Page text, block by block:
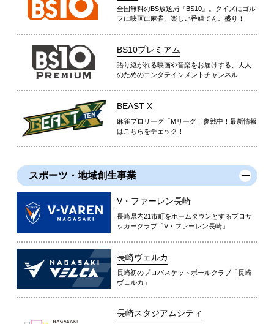
全国無料のBS放送局『BS10』。クイズにゴル
フに映画に麻雀、楽しい番組てんこ盛り！
BS10プレミアム
語り継がれる映画や音楽をお届けする、大人
のためのエンタテインメントチャンネル
BEAST X
麻雀プロリーグ「Mリーグ」参戦中！最新情報
はこちらをチェック！
スポーツ・地域創生事業
V・ファーレン長崎
長崎県内21市町をホームタウンとするプロサ
ッカークラブ「V・ファーレン長崎」
長崎ヴェルカ
長崎初のプロバスケットボールクラブ「長崎
ヴェルカ」
長崎スタジアムシティ